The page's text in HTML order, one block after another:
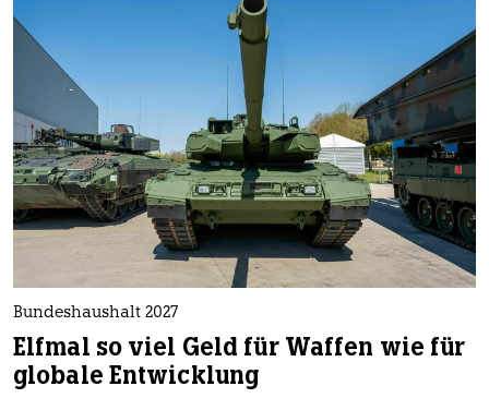
unterstützen
genossenschaft
epaper login
Bundeshaushalt 2027
Elfmal so viel Geld für Waffen wie für
globale Entwicklung